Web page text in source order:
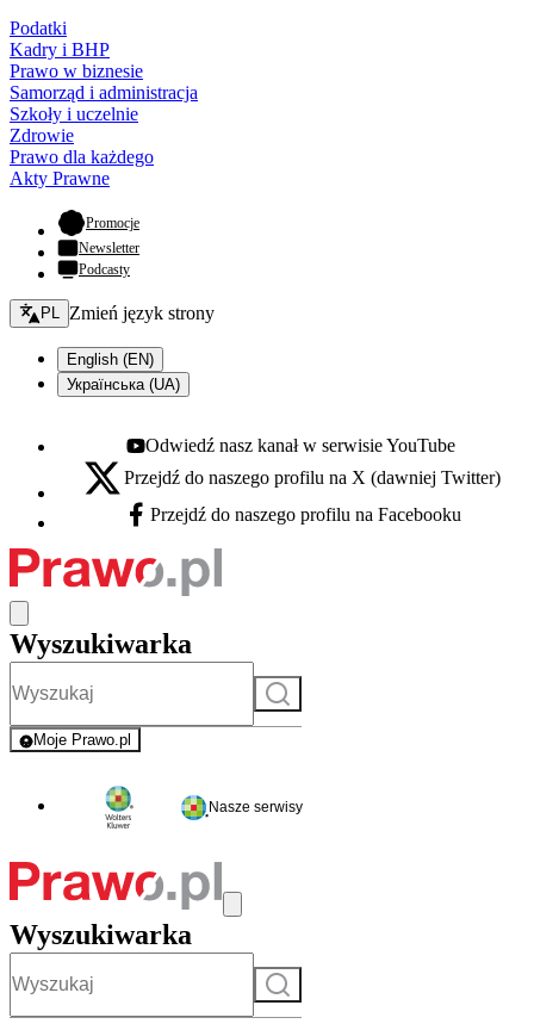
Podatki
Kadry i BHP
Prawo w biznesie
Samorząd i administracja
Szkoły i uczelnie
Zdrowie
Prawo dla każdego
Akty Prawne
Promocje- otwiera się w nowej karcie
Newsletter
Podcasty
Zmień język - bieżący:
PL Zmień język strony
English (EN)
Українська (UA)
Youtube - otwiera się w nowej karcie
Odwiedź nasz kanał w serwisie YouTube
X - otwiera się w nowej karcie
Przejdź do naszego profilu na X (dawniej Twitter)
Facebook - otwiera się w nowej karcie
Przejdź do naszego profilu na Facebooku
Wyszukiwarka
Szukaj
Moje Prawo.pl
- rejestracja i logowanie do serwisu
Nasze serwisy
Wyszukiwarka
Szukaj